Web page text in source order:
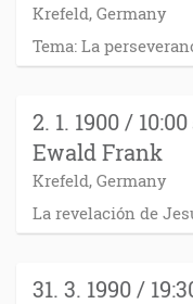
Krefeld, Germany
Tema: La
2. 1. 1900 / 10:00
Ewald Frank
Krefeld, Germany
La revelación de
31. 3. 1990 /